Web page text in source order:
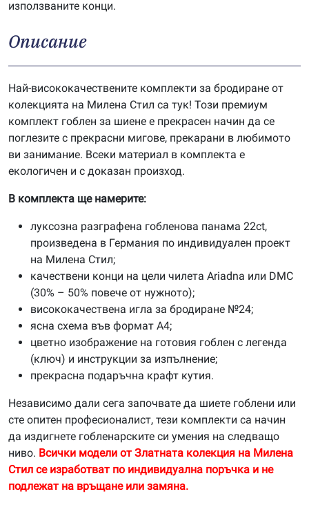
използваните конци.
Описание
Най-висококачествените комплекти за бродиране от
колекцията на Милена Стил са тук! Този премиум
комплект гоблен за шиене е прекрасен начин да се
поглезите с прекрасни мигове, прекарани в любимото
ви занимание. Всеки материал в комплекта е
екологичен и с доказан произход.
В комплекта ще намерите:
луксозна разграфена гобленова панама 22ct,
произведена в Германия по индивидуален проект
на Милена Стил;
качествени конци на цели чилета Ariadna или DMC
(30% – 50% повече от нужното);
висококачествена игла за бродиране №24;
ясна схема във формат А4;
цветно изображение на готовия гоблен с легенда
(ключ) и инструкции за изпълнение;
прекрасна подаръчна крафт кутия.
Независимо дали сега започвате да шиете гоблени или
сте опитен професионалист, тези комплекти са начин
да издигнете гобленарските си умения на следващо
ниво. Всички модели от Златната колекция на Милена
Стил се изработват по индивидуална поръчка и не
подлежат на връщане или замяна.